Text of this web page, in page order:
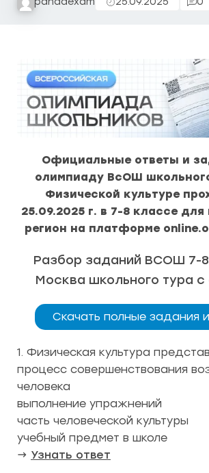
Официальные ответы и
олимпиаду ВсОШ
Физической культуре
25.09.2025 г. в 7-8 классе
регион на платформе
Разбор заданий ВСОШ 7-8
Москва школьного тура с
Скачать полные задания
1. Физическая культура
процесс совершенствования
человека
выполнение упражнений
часть человеческой культуры
учебный предмет в школе
→ Узнать ответ